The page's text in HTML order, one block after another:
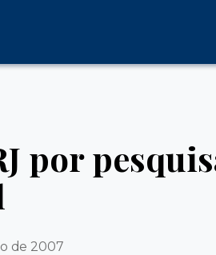
por
de 2007